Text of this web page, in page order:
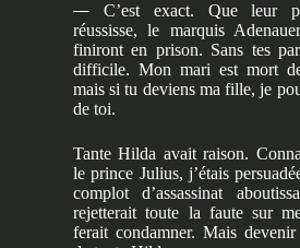
— C’est exact. Que leur
réussisse, le marquis
finiront en prison. Sans tes
difficile. Mon mari est mort
mais si tu deviens ma fille, je
de toi.
Tante Hilda avait raison.
le prince Julius, j’étais
complot d’assassinat
rejetterait toute la faute sur
ferait condamner. Mais